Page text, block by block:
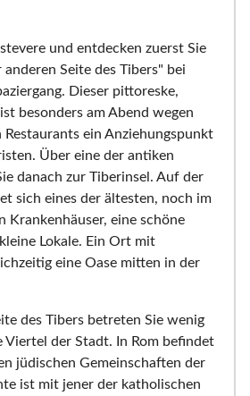
und entdecken zuerst Sie
Seite des Tibers" bei
Dieser pittoreske,
besonders am Abend wegen
ein Anziehungspunkt
Über eine der antiken
danach zur Tiberinsel. Auf der
sich eines der ältesten, noch im
Krankenhäuser, eine schöne
Lokale. Ein Ort mit
eine Oase mitten in der
des Tibers betreten Sie wenig
Viertel der Stadt. In Rom befindet
jüdischen Gemeinschaften der
ist mit jener der katholischen